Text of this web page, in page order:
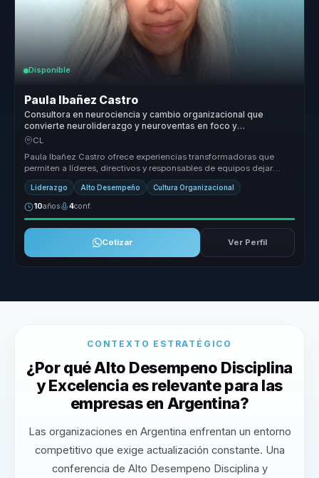
Disponible
Paula Ibañez Castro
Consultora en neurociencia y cambio organizacional que
convierte neuroliderazgo y neuroventas en foco y
productividad para lideres y equipos.
CL
Paula Ibañez Castro ofrece experiencias transformadoras que
permiten a líderes, directivos y responsables de equipos dejar
atrás las limi...
Liderazgo Alto Desempeño Cultura Organizacional
10años 4conf.
Cotizar Ver Perfil
CONTEXTO ESTRATÉGICO
¿Por qué Alto Desempeno Disciplina
y Excelencia es relevante para las
empresas en Argentina?
Las organizaciones en Argentina enfrentan un entorno
competitivo que exige actualización constante. Una
conferencia de Alto Desempeno Disciplina y